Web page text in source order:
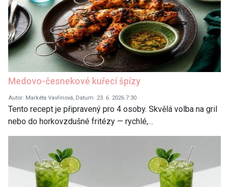
Medovo-česnekové kuřecí špízy
Autor: Markéta Vavřinová, Datum: 23. 6. 2026 7:30
Tento recept je připravený pro 4 osoby. Skvělá volba na gril
nebo do horkovzdušné fritézy — rychlé,…